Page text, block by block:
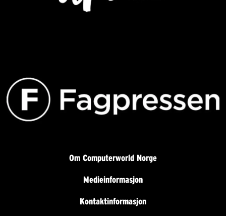
Om Computerworld Norge
Medieinformasjon
Kontaktinformasjon